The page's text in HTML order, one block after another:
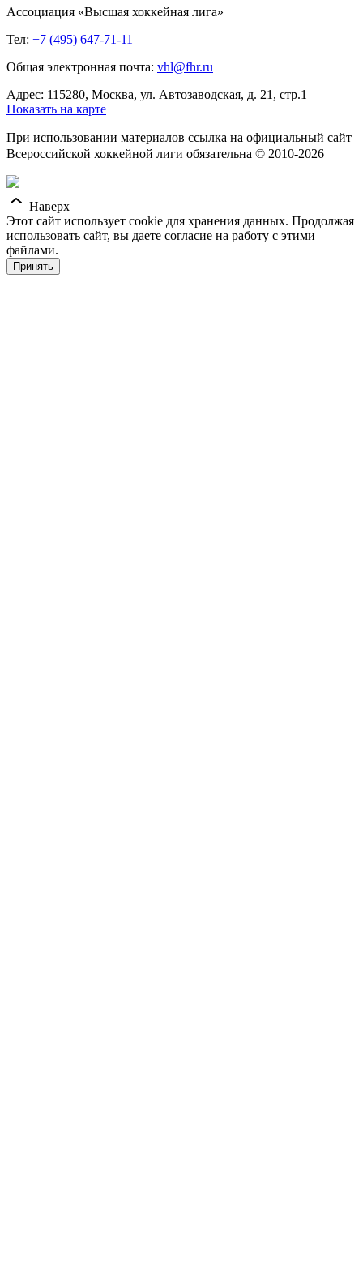
Ассоциация «Высшая хоккейная лига»
Тел: +7 (495) 647-71-11
Общая электронная почта: vhl@fhr.ru
Адрес: 115280, Москва, ул. Автозаводская, д. 21, стр.1
Показать на карте
При использовании материалов ссылка на официальный сайт
Всероссийской хоккейной лиги обязательна © 2010-2026
Наверх
Этот сайт использует cookie для хранения данных. Продолжая
использовать сайт, вы даете согласие на работу с этими
файлами.
Принять